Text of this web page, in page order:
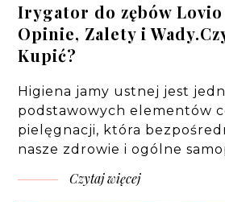
Irygator do zębów Lovio
Opinie, Zalety i
Kupić?
Higiena jamy ustnej jest
podstawowych elementów
pielęgnacji, która
nasze zdrowie i ogólne
Czytaj więcej